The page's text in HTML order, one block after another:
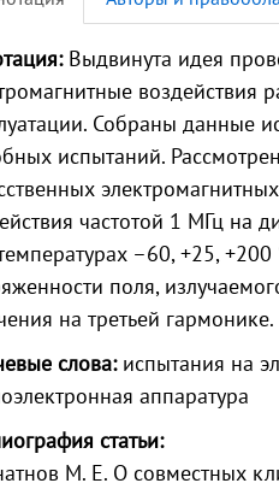
Выдвинута идея
воздействия
Собраны данные
испытаний.
частотой 1 МГц на
–60, +25,
поля,
на третьей гармонике.
слова:испытания на
аппаратура
статьи:
М. Е. О совместных